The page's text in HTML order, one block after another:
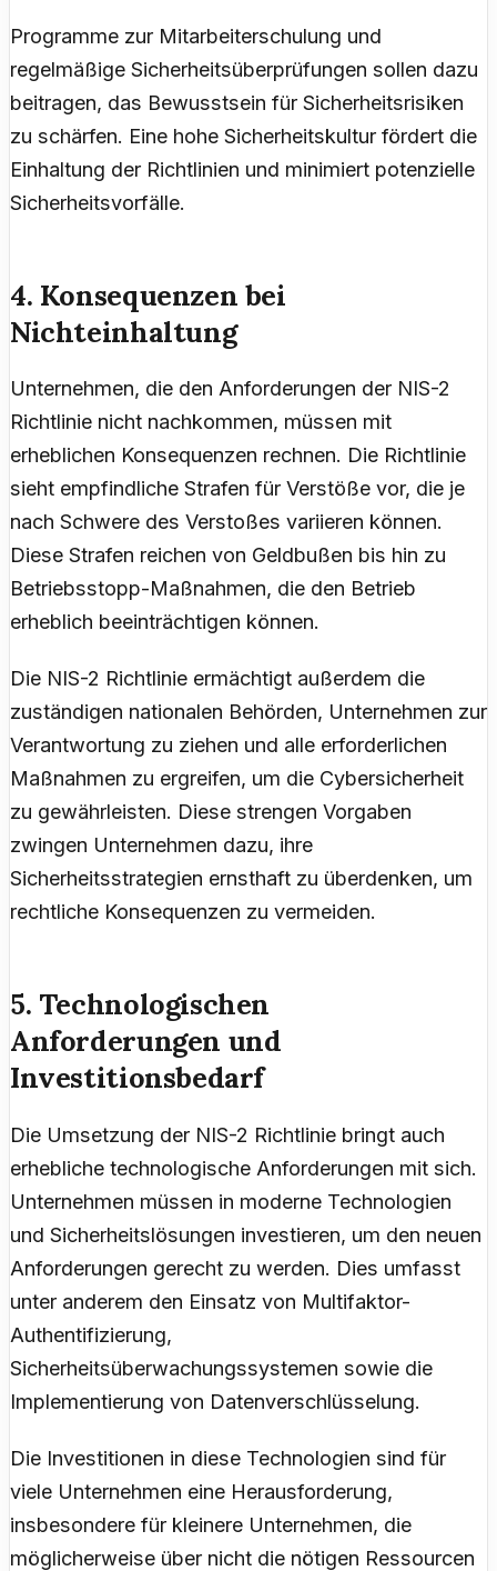
Programme zur Mitarbeiterschulung und
regelmäßige Sicherheitsüberprüfungen sollen dazu
beitragen, das Bewusstsein für Sicherheitsrisiken
zu schärfen. Eine hohe Sicherheitskultur fördert die
Einhaltung der Richtlinien und minimiert potenzielle
Sicherheitsvorfälle.
4. Konsequenzen bei
Nichteinhaltung
Unternehmen, die den Anforderungen der NIS-2
Richtlinie nicht nachkommen, müssen mit
erheblichen Konsequenzen rechnen. Die Richtlinie
sieht empfindliche Strafen für Verstöße vor, die je
nach Schwere des Verstoßes variieren können.
Diese Strafen reichen von Geldbußen bis hin zu
Betriebsstopp-Maßnahmen, die den Betrieb
erheblich beeinträchtigen können.
Die NIS-2 Richtlinie ermächtigt außerdem die
zuständigen nationalen Behörden, Unternehmen zur
Verantwortung zu ziehen und alle erforderlichen
Maßnahmen zu ergreifen, um die Cybersicherheit
zu gewährleisten. Diese strengen Vorgaben
zwingen Unternehmen dazu, ihre
Sicherheitsstrategien ernsthaft zu überdenken, um
rechtliche Konsequenzen zu vermeiden.
5. Technologischen
Anforderungen und
Investitionsbedarf
Die Umsetzung der NIS-2 Richtlinie bringt auch
erhebliche technologische Anforderungen mit sich.
Unternehmen müssen in moderne Technologien
und Sicherheitslösungen investieren, um den neuen
Anforderungen gerecht zu werden. Dies umfasst
unter anderem den Einsatz von Multifaktor-
Authentifizierung,
Sicherheitsüberwachungssystemen sowie die
Implementierung von Datenverschlüsselung.
Die Investitionen in diese Technologien sind für
viele Unternehmen eine Herausforderung,
insbesondere für kleinere Unternehmen, die
möglicherweise über nicht die nötigen Ressourcen